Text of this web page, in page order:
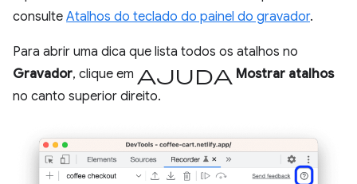
consulte Atalhos do teclado do painel do gravador.
Para abrir uma dica que lista todos os atalhos no
Gravador, clique em ajuda Mostrar atalhos
no canto superior direito.